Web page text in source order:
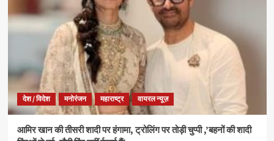
देश / विदेश मनोरंजन महाराष्ट्र वायरल न्यूज़
आमिर खान की तीसरी शादी पर हंगामा, ट्रोलिंग पर तोड़ी चुप्पी ,’बहनों की शादी